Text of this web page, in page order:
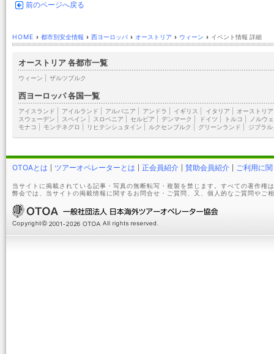
前のページへ戻る
HOME › 都市別安全情報 › 西ヨーロッパ › オーストリア › ウィーン › イベント情報 詳細
オーストリア 各都市一覧
ウィーン ザルツブルク
西ヨーロッパ 各国一覧
アイスランド アイルランド アルバニア アンドラ イギリス イタリア オーストリア
スウェーデン
スペイン スロベニア セルビア デンマーク ドイツ トルコ
ノルウ
モナコ
モンテネグロ リヒテンシュタイン ルクセンブルク グリーンランド ジブラル
OTOAとは ツアーオペレーターとは 正会員紹介 賛助会員紹介 ご利用に
当サイトに掲載されている記事・写真の無断転写・複製を禁じます。すべての著作権
弊会では、当サイトの掲載情報に関するお問合せ・ご質問、又、個人的なご質問やご